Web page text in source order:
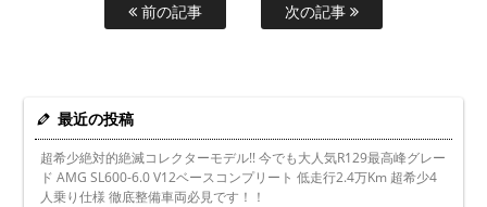
前の記事 次の記事
最近の投稿
超希少絶対的絶滅コレクターモデル!! 今でも大人気R129最高峰グレー
ド AMG SL600-6.0 V12ベースコンプリート 低走行2.4万Km 超希少4
人乗り仕様 徹底整備車両必見です！！